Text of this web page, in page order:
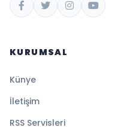
KURUMSAL
Künye
İletişim
RSS Servisleri